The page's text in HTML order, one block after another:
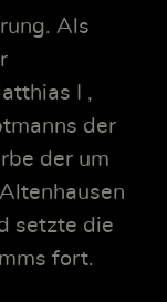
Als
I ,
der
der um
setzte die
fort.